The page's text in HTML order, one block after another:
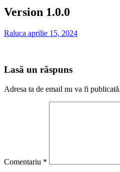
Version 1.0.0
Raluca aprilie 15, 2024
Lasă un răspuns
Adresa ta de email nu va fi publicată.
Comentariu *